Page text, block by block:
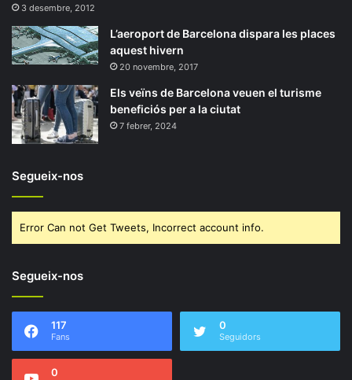
3 desembre, 2012
L’aeroport de Barcelona dispara les places
aquest hivern
20 novembre, 2017
Els veïns de Barcelona veuen el turisme
beneficiós per a la ciutat
7 febrer, 2024
Segueix-nos
Error Can not Get Tweets, Incorrect account info.
Segueix-nos
117
Fans
0
Seguidors
0